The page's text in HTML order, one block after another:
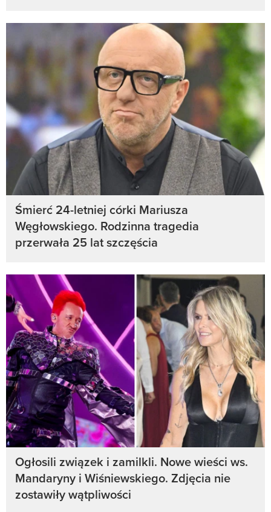
Śmierć 24-letniej córki Mariusza
Węgłowskiego. Rodzinna tragedia
przerwała 25 lat szczęścia
Ogłosili związek i zamilkli. Nowe wieści ws.
Mandaryny i Wiśniewskiego. Zdjęcia nie
zostawiły wątpliwości